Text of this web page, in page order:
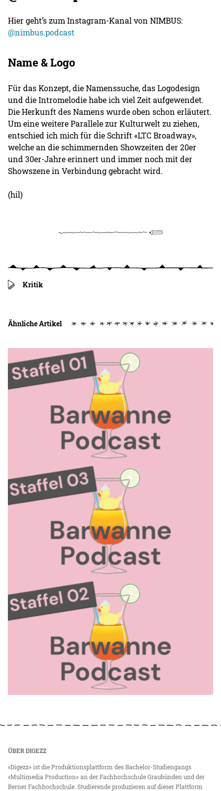
Hier geht’s zum Instagram-Kanal von NIMBUS:
@nimbus.podcast
Name & Logo
Für das Konzept, die Namenssuche, das Logodesign
und die Intromelodie habe ich viel Zeit aufgewendet.
Die Herkunft des Namens wurde oben schon erläutert.
Um eine weitere Parallele zur Kulturwelt zu ziehen,
entschied ich mich für die Schrift «LTC Broadway»,
welche an die schimmernden Showzeiten der 20er
und 30er-Jahre erinnert und immer noch mit der
Showszene in Verbindung gebracht wird.
(hil)
Kritik
Ähnliche Artikel
ÜBER DIGEZZ
«Digezz» ist die Produktionsplattform des Bachelor-Studiengangs
«Multimedia Production» an der Fachhochschule Graubünden und der
Berner Fachhochschule. Studierende produzieren auf dieser Plattform